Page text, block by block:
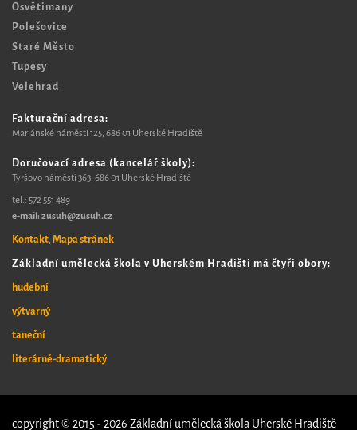
Osvětimany
Polešovice
Staré Město
Tupesy
Velehrad
Fakturační adresa:
Mariánské náměstí 125, 686 01 Uherské Hradiště
Doručovací adresa (kancelář školy):
Tyršovo náměstí 363, 686 01 Uherské Hradiště
tel.: 572 551 489​
e-mail: zusuh@zusuh.cz
Kontakt, Mapa stránek
Základní umělecká škola v Uherském Hradišti má čtyři obory:
hudební
výtvarný
taneční
literárně-dramatický
copyright © 2015 - 2026 Základní umělecká škola Uherské Hradiště